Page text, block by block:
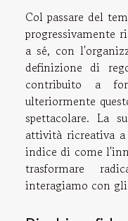
Col passare del
progressivamente
a sé, con
definizione di
contribuito a
ulteriormente
spettacolare. La
attività ricreativa
indice di come
trasformare
interagiamo con